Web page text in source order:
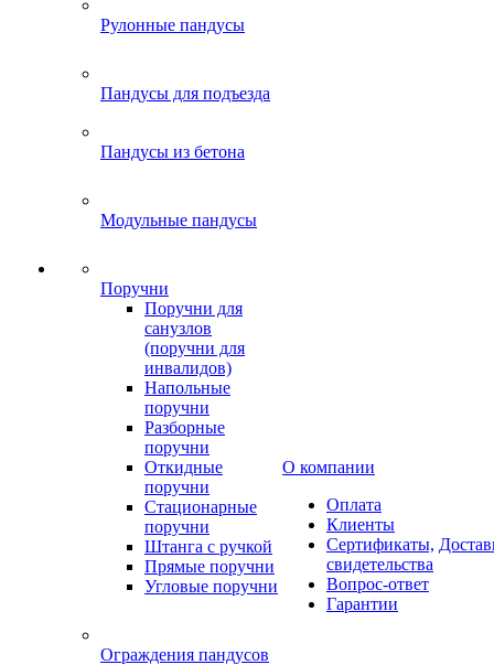
Рулонные пандусы
Пандусы для подъезда
Пандусы из бетона
Модульные пандусы
Поручни
Поручни для
санузлов
(поручни для
инвалидов)
Напольные
поручни
Разборные
поручни
Откидные
поручни
Стационарные
поручни
Штанга с ручкой
Прямые поручни
Угловые поручни
Ограждения пандусов
О компании
Оплата
Клиенты
Сертификаты,
свидетельства
Вопрос-ответ
Гарантии